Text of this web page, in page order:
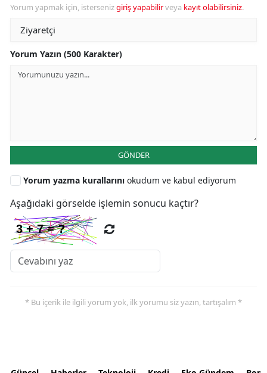
Yorum yapmak için, istersenizgiriş yapabilirveya kayıt olabilirsiniz.
Yorum Yazın (500 Karakter)
GÖNDER
Yorum yazma kurallarını okudum ve kabul ediyorum
Aşağıdaki görselde işlemin sonucu kaçtır?
* Bu içerik ile ilgili yorum yok, ilk yorumu siz yazın, tartışalım *